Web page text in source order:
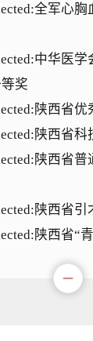
全军心胸
中华医学
奖
陕西省优
陕西省科
陕西省普
陕西省引
陕西省“